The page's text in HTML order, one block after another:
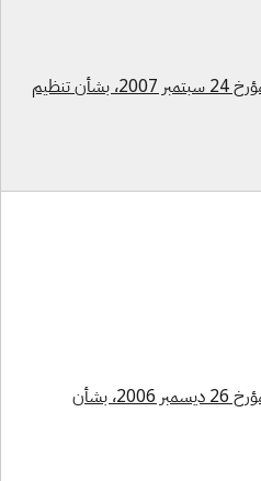
المرسوم بقانون رقم 33/2007 المؤرخ 24 سبتمبر 2007، بشأن تنظيم
المرسوم بقانون رقم 59/2006 المؤرخ 26 ديسمبر 2006، بشأن